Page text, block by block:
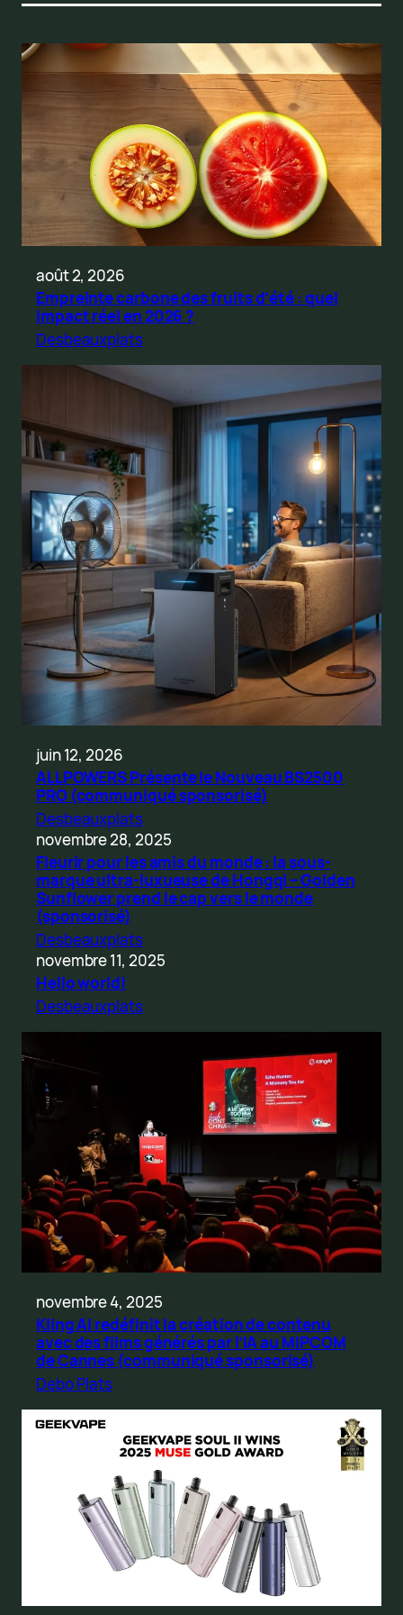
août 2, 2026
Empreinte carbone des fruits d’été : quel
impact réel en 2026 ?
Desbeauxplats
juin 12, 2026
ALLPOWERS Présente le Nouveau BS2500
PRO (communiqué sponsorisé)
Desbeauxplats
novembre 28, 2025
Fleurir pour les amis du monde : la sous-
marque ultra-luxueuse de Hongqi – Golden
Sunflower prend le cap vers le monde
(sponsorisé)
Desbeauxplats
novembre 11, 2025
Hello world!
Desbeauxplats
novembre 4, 2025
Kling AI redéfinit la création de contenu
avec des films générés par l’IA au MIPCOM
de Cannes (communiqué sponsorisé)
Debo Plats